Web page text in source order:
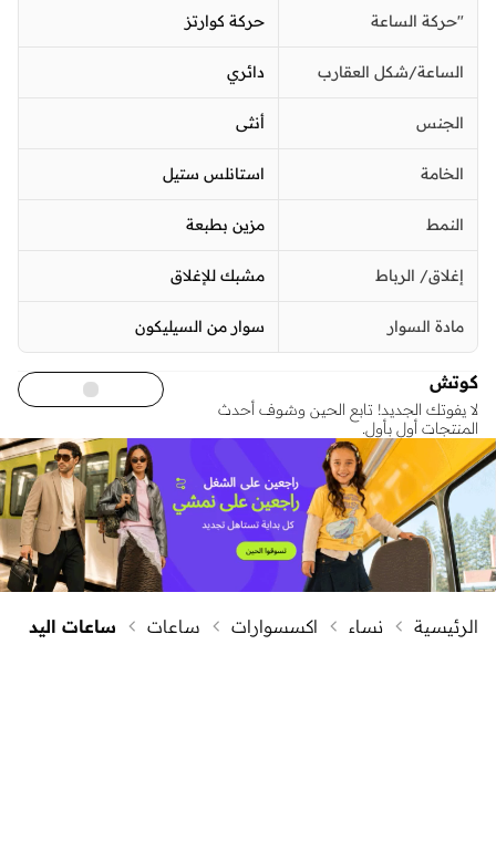
"حركة الساعة حركة كوارتز
الساعة/شكل العقارب دائري
الجنس أنثى
الخامة استانلس ستيل
النمط مزين بطبعة
إغلاق/ الرباط مشبك للإغلاق
مادة السوار سوار من السيليكون
كوتش
لا يفوتك الجديد! تابع الحين وشوف أحدث
المنتجات أول بأول.
الرئيسية نساء اكسسوارات ساعات ساعات اليد